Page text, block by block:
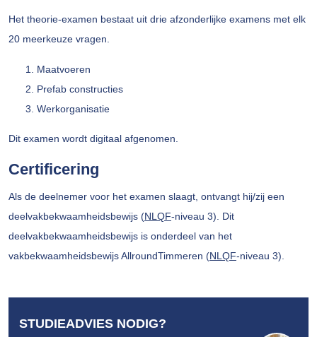
Het theorie-examen bestaat uit drie afzonderlijke examens met elk
20 meerkeuze vragen.
Maatvoeren
Prefab constructies
Werkorganisatie
Dit examen wordt digitaal afgenomen.
Certificering
Als de deelnemer voor het examen slaagt, ontvangt hij/zij een
deelvakbekwaamheidsbewijs (NLQF-niveau 3). Dit
deelvakbekwaamheidsbewijs is onderdeel van het
vakbekwaamheidsbewijs AllroundTimmeren (NLQF-niveau 3).
STUDIEADVIES NODIG?